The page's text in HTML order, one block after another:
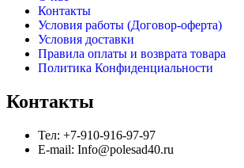
Контакты
Условия работы (Договор-оферта)
Условия доставки
Правила оплаты и возврата товара
Политика Конфиденциальности
Контакты
Тел: +7-910-916-97-97
E-mail: Info@polesad40.ru